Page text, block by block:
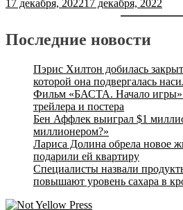
17 декабря, 202217 декабря, 2022
Последние новости
Пэрис Хилтон добилась
которой она подвергалась
Фильм «БАСТА. Начало игры»
трейлера и постера
Бен Аффлек выиграл $1
миллионером?»
Лариса Долина обрела новое
подарили ей квартиру
Специалисты назвали
повышают уровень сахара в